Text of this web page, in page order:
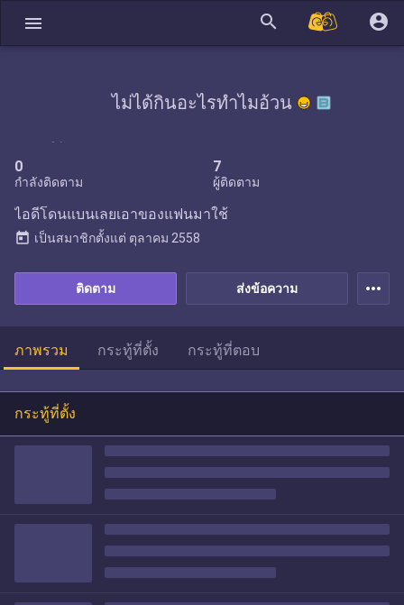
menu search account_circle
ไม่ได้กินอะไรทำไมอ้วน
0
กำลังติดตาม
7
ผู้ติดตาม
ส่งข้อความ
ติดตาม
ไอดีโดนแบนเลยเอาของแฟนมาใช้
today เป็นสมาชิกตั้งแต่ ตุลาคม 2558
more_horiz
ภาพรวม กระทู้ที่ตั้ง กระทู้ที่ตอบ
กระทู้ที่ตั้ง